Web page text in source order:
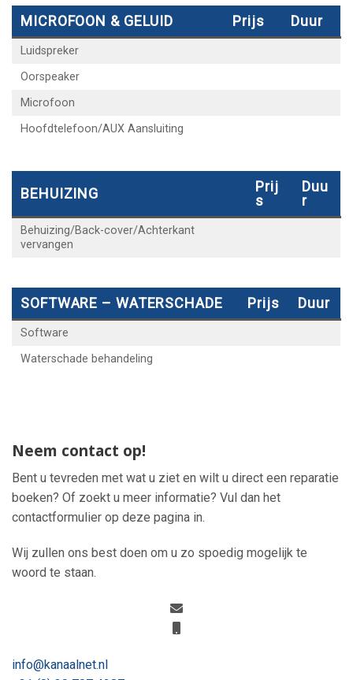
MICROFOON & GELUID Prijs Duur
Luidspreker
Oorspeaker
Microfoon
Hoofdtelefoon/AUX Aansluiting
BEHUIZING
Prij
S
Duu
R
Behuizing/Back-cover/Achterkant
vervangen
SOFTWARE – WATERSCHADE Prijs Duur
Software
Waterschade behandeling
Neem contact op!
Bent u tevreden met wat u ziet en wilt u direct een reparatie
boeken? Of zoekt u meer informatie? Vul dan het
contactformulier op deze pagina in.
Wij zullen ons best doen om u zo spoedig mogelijk te
woord te staan.
info@kanaalnet.nl